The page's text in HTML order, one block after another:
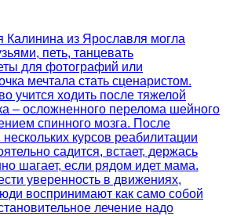
Калинина из Ярославля могла
петь, танцевать
для фотографий или
мечтала стать сценаристом.
учится ходить после тяжелой
– осложненного перелома шейного
спинного мозга. После
курсов реабилитации
садится, встает, держась
шагает, если рядом идет мама.
уверенность в движениях,
воспринимают как само собой
лечение надо